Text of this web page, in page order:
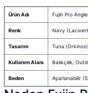
Ürün Adı Fujin Pro
Renk Navy
Tasarım Tuna (Orkinos)
Kullanım Alanı Balıkçılık,
Beden Ayarlanabilir